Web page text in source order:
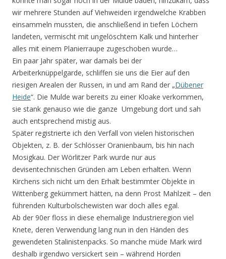
wir mehrere Stunden auf Viehweiden irgendwelche Krabben
einsammeln mussten, die anschließend in tiefen Löchern
landeten, vermischt mit ungelöschtem Kalk und hinterher
alles mit einem Planierraupe zugeschoben wurde…
Ein paar Jahr später, war damals bei der
Arbeiterknüppelgarde, schliffen sie uns die Eier auf den
riesigen Arealen der Russen, in und am Rand der „Dübener
Heide“. Die Mulde war bereits zu einer Kloake verkommen,
sie stank genauso wie die ganze Umgebung dort und sah
auch entsprechend mistig aus.
Später registrierte ich den Verfall von vielen historischen
Objekten, z. B. der Schlösser Oranienbaum, bis hin nach
Mosigkau. Der Wörlitzer Park wurde nur aus
devisentechnischen Gründen am Leben erhalten. Wenn
Kirchens sich nicht um den Erhalt bestimmter Objekte in
Wittenberg gekümmert hätten, na denn Prost Mahlzeit – den
führenden Kulturbolschewisten war doch alles egal.
Ab der 90er floss in diese ehemalige Industrieregion viel
Knete, deren Verwendung lang nun in den Händen des
gewendeten Stalinistenpacks. So manche müde Mark wird
deshalb irgendwo versickert sein – während Horden